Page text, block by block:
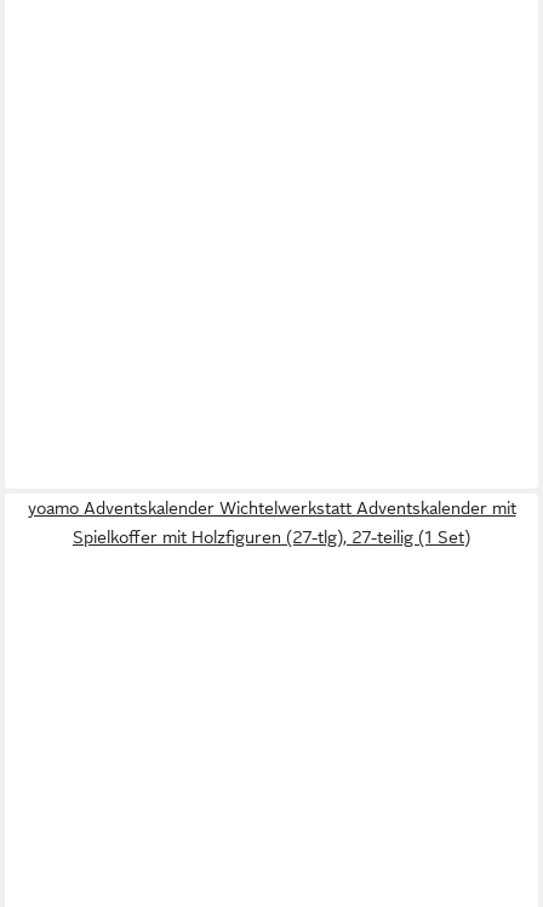
yoamo Adventskalender Wichtelwerkstatt Adventskalender mit
Spielkoffer mit Holzfiguren (27-tlg), 27-teilig (1 Set)